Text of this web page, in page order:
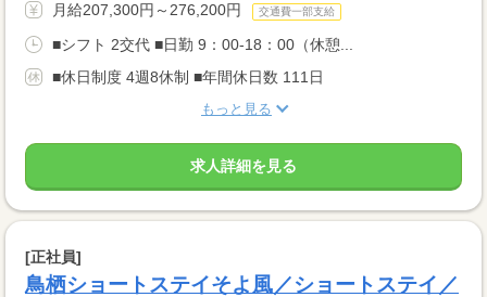
月給207,300円～276,200円 交通費一部支給
■シフト 2交代 ■日勤 9：00-18：00（休憩...
■休日制度 4週8休制 ■年間休日数 111日
もっと見る
求人詳細を見る
[正社員]
鳥栖ショートステイそよ風／ショートステイ／